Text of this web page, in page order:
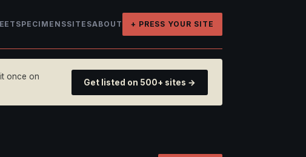
SPECIMENSSITESABOUT + PRESS YOUR SITE
once on
Get listed on 500+ sites →